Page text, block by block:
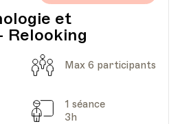
et
Capacité
Max 6 participants
Séances
1 séance
3h